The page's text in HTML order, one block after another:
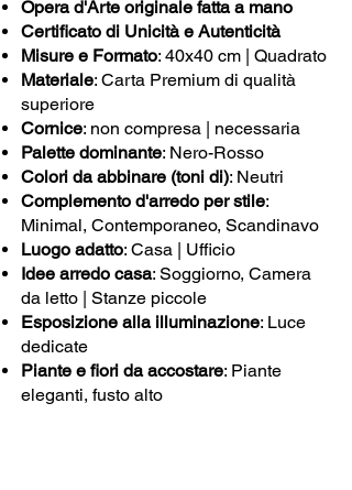
Opera d'Arte originale fatta a mano
Certificato di Unicità e Autenticità
Misure e Formato: 40x40 cm | Quadrato
Materiale: Carta Premium di qualità
superiore
Cornice: non compresa | necessaria
Palette dominante: Nero-Rosso
Colori da abbinare (toni di): Neutri
Complemento d'arredo per stile:
Minimal, Contemporaneo, Scandinavo
Luogo adatto: Casa | Ufficio
Idee arredo casa: Soggiorno, Camera
da letto | Stanze piccole
Esposizione alla illuminazione: Luce
dedicate
Piante e fiori da accostare: Piante
eleganti, fusto alto